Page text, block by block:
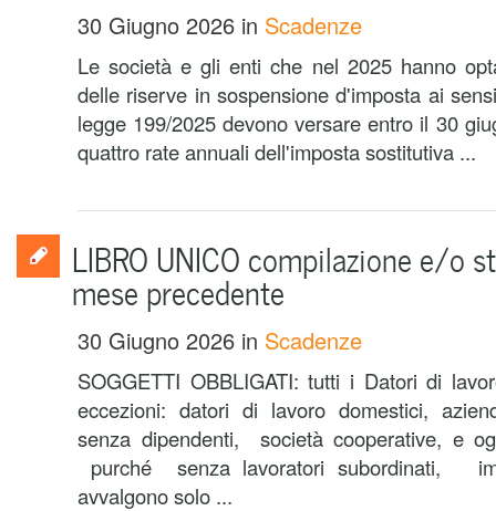
30 Giugno 2026 in Scadenze
Le società e gli enti che nel 2025 hanno
delle riserve in sospensione d'imposta ai
legge 199/2025 devono versare entro il 30
quattro rate annuali dell'imposta sostitutiva ...
LIBRO UNICO compilazione e/o
mese precedente
30 Giugno 2026 in Scadenze
SOGGETTI OBBLIGATI: tutti i Datori di
eccezioni: datori di lavoro domestici,
senza dipendenti, società cooperative, e
purché senza lavoratori subordinati,
avvalgono solo ...